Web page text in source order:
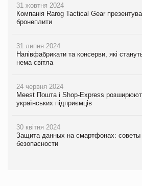
31 жовтня 2024
Компанія Rarog Tactical Gear
бронеплити
31 липня 2024
Напівфабрикати та консерви, які
нема світла
24 червня 2024
Meest Пошта і Shop-Express
українських підприємців
30 квітня 2024
Защита данных на смартфонах:
безопасности